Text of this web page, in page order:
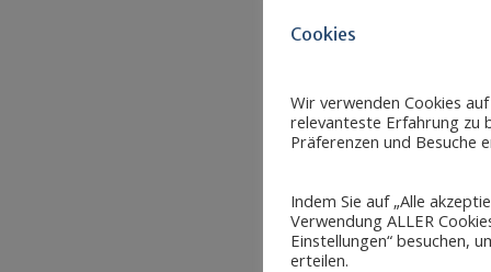
Cookies
Wir verwenden Cookies
relevanteste Erfahrung zu
Präferenzen und Besuche
Indem Sie auf „Alle
Verwendung ALLER
Einstellungen“ besuchen,
erteilen.